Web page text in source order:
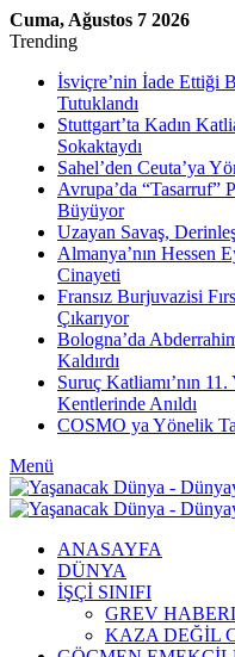
Cuma, Ağustos 7 2026
Trending
İsviçre’nin İade Ettiği
Tutuklandı
Stuttgart’ta Kadın
Sokaktaydı
Sahel’den Ceuta’ya
Avrupa’da “Tasarruf”
Büyüyor
Uzayan Savaş,
Almanya’nın Hessen
Cinayeti
Fransız Burjuvazisi
Çıkarıyor
Bologna’da
Kaldırdı
Suruç Katliamı’nın
Kentlerinde Anıldı
COSMO ya Yönelik
Menü
ANASAYFA
DÜNYA
İŞÇİ SINIFI
GREV
KAZA DEĞİL